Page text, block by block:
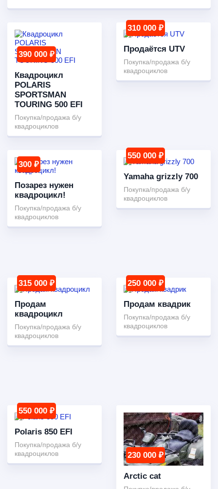
390 000 ₽
Квадроцикл
POLARIS
SPORTSMAN
TOURING 500 EFI
Покупка/продажа б/у
квадроциклов
310 000 ₽
Продаётся UTV
Покупка/продажа б/у
квадроциклов
300 ₽
Позарез нужен
квадроцикл!
Покупка/продажа б/у
квадроциклов
550 000 ₽
Yamaha grizzly 700
Покупка/продажа б/у
квадроциклов
315 000 ₽
Продам
квадроцикл
Покупка/продажа б/у
квадроциклов
250 000 ₽
Продам квадрик
Покупка/продажа б/у
квадроциклов
550 000 ₽
Polaris 850 EFI
Покупка/продажа б/у
квадроциклов
230 000 ₽
Arctic cat